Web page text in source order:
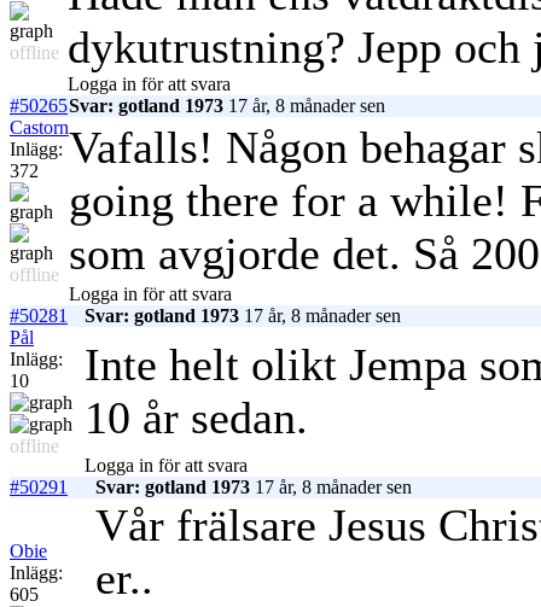
offline dykutrustning? Jepp och
Logga in för att svara
#50265Svar: gotland 1973 17 år, 8 månader sen
Castorn
Inlägg:
372
offline
Vafalls! Någon behagar
going there for a while!
som avgjorde det. Så
Logga in för att svara
#50281
Svar: gotland 1973 17 år, 8 månader sen
Pål
Inlägg:
10
offline
Inte helt olikt Jempa
10 år sedan.
Logga in för att svara
#50291
Svar: gotland 1973 17 år, 8 månader sen
Obie
Inlägg:
605
Vår frälsare Jesus
er..